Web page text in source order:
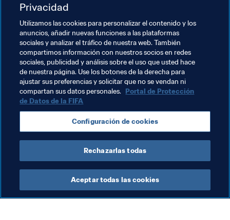
Es uno de los equipos más potentes de la temporada.
'Tekkz', campeón de la FUT Champions Cup, y el
argentino 'Nicolas99fc', que participó en la Gran Final del
año pasado, representan a KiNG eSports. Gracias a su
extraordinario rendimiento en lo que llevamos de
campaña, ambos jugadores lideran la clasificación de
sus respectivas consolas y son máximos favoritos en
esta cita. 'Tekkz' ha causado sensación en todos los
torneos que ha disputado hasta la fecha: ganó la FUT
Champions Cup de diciembre y la PGL FIFA 19 Cup.
'Nicolas99fc', por su parte, conquistó el torneo de las
Series Gfinity del mes de enero.
Privacidad
Utilizamos las cookies para personalizar el contenido y los
anuncios, añadir nuevas funciones a las plataformas
sociales y analizar el tráfico de nuestra web. También
compartimos información con nuestros socios en redes
sociales, publicidad y análisis sobre el uso que usted hace
de nuestra página. Use los botones de la derecha para
ajustar sus preferencias y solicitar que no se vendan ni
compartan sus datos personales. Portal de Protección
de Datos de la FIFA
Configuración de cookies
Rechazarlas todas
Aceptar todas las cookies